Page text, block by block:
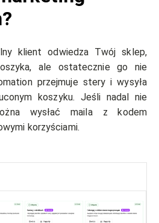
klient odwiedza Twój sklep,
ale ostatecznie go nie
przejmuje stery i wysyła
koszyku. Jeśli nadal nie
wysłać maila z kodem
korzyściami.